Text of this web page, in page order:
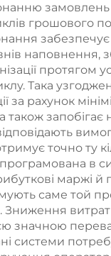
замовлень
грошового
наповнення,
протягом
Така
за рахунок
також запобігає
точно ту
в
маржі й
саме той
Зниження
значною
системи